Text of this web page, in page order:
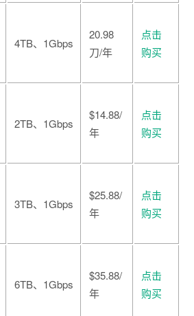
4TB、1Gbps
20.98
刀/年
点击
购买
2TB、1Gbps
$14.88/
年
点击
购买
3TB、1Gbps
$25.88/
年
点击
购买
6TB、1Gbps
$35.88/
年
点击
购买